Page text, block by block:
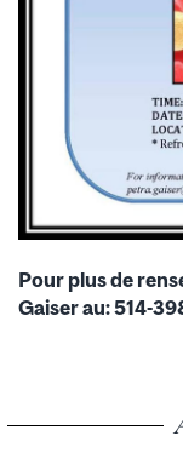
Pour plus de
Gaiser au: 514-